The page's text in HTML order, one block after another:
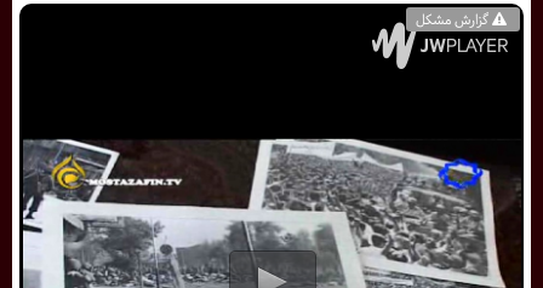
گزارش مشکل